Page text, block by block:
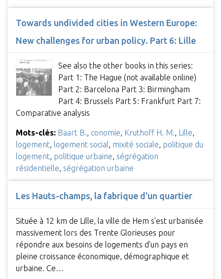
Towards undivided cities in Western Europe:
New challenges for urban policy. Part 6: Lille
See also the other books in this series:
Part 1: The Hague (not available online)
Part 2: Barcelona Part 3: Birmingham
Part 4: Brussels Part 5: Frankfurt Part 7:
Comparative analysis
Mots-clés: Baart B., conomie, Kruthoff H. M., Lille,
logement, logement social, mixité sociale, politique du
logement, politique urbaine, ségrégation
résidentielle, ségrégation urbaine
Les Hauts-champs, la fabrique d'un quartier
Située à 12 km de Lille, la ville de Hem s'est urbanisée
massivement lors des Trente Glorieuses pour
répondre aux besoins de logements d'un pays en
pleine croissance économique, démographique et
urbaine. Ce…